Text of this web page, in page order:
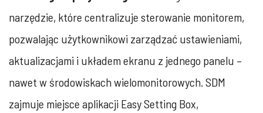
narzędzie, które centralizuje sterowanie monitorem,
pozwalając użytkownikowi zarządzać ustawieniami,
aktualizacjami i układem ekranu z jednego panelu –
nawet w środowiskach wielomonitorowych. SDM
zajmuje miejsce aplikacji Easy Setting Box,